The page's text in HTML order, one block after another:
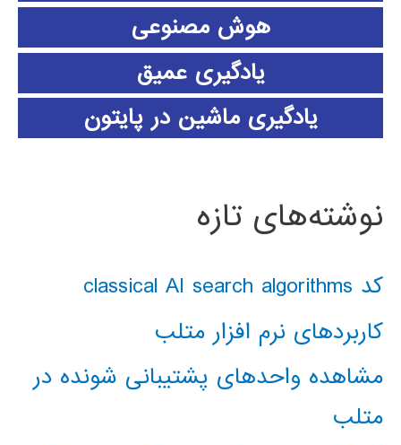
هوش مصنوعی
یادگیری عمیق
یادگیری ماشین در پایتون
نوشته‌های تازه
کد classical AI search algorithms
کاربردهای نرم افزار متلب
مشاهده واحدهای پشتیبانی شونده در
متلب